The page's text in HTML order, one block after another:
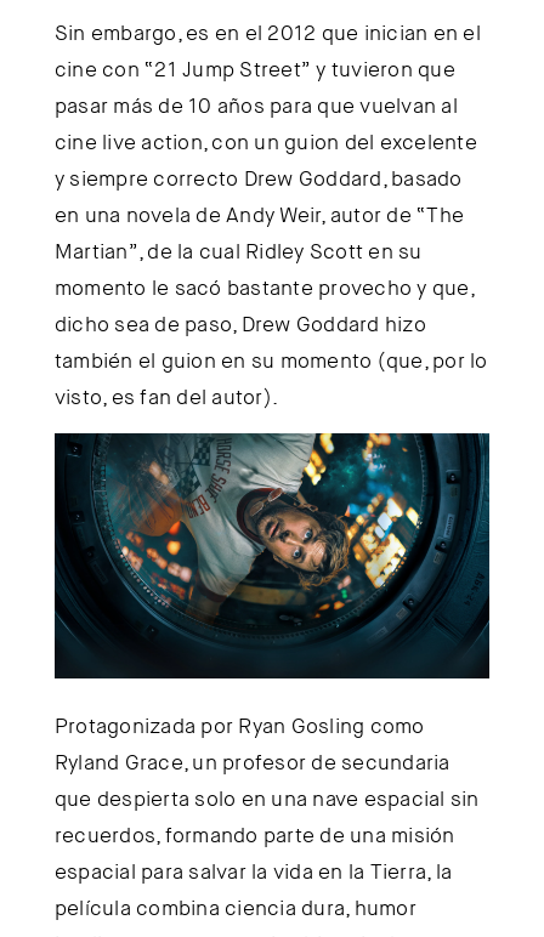
Sin embargo, es en el 2012 que inician en el
cine con “21 Jump Street” y tuvieron que
pasar más de 10 años para que vuelvan al
cine live action, con un guion del excelente
y siempre correcto Drew Goddard, basado
en una novela de Andy Weir, autor de “The
Martian”, de la cual Ridley Scott en su
momento le sacó bastante provecho y que,
dicho sea de paso, Drew Goddard hizo
también el guion en su momento (que, por lo
visto, es fan del autor).
Protagonizada por Ryan Gosling como
Ryland Grace, un profesor de secundaria
que despierta solo en una nave espacial sin
recuerdos, formando parte de una misión
espacial para salvar la vida en la Tierra, la
película combina ciencia dura, humor